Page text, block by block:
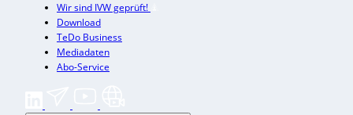
Wir sind IVW geprüft!
Download
TeDo Business
Mediadaten
Abo-Service